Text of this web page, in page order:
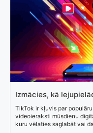
Izmācies, kā
TikTok ir kļuvis par
videoieraksti mūsdienu
kuru vēlaties saglabāt vai